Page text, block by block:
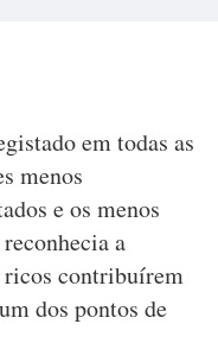
em todas as
menos
e os menos
a
ricos contribuírem
dos pontos de